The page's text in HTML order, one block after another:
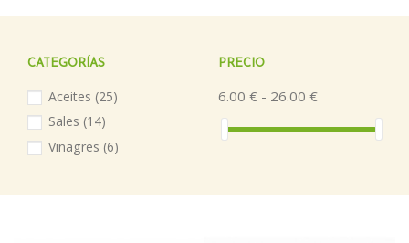
CATEGORÍAS
Aceites (25)
Sales (14)
Vinagres (6)
PRECIO
6.00 € - 26.00 €